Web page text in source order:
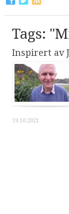
Tags:
Inspirert av
19.10.2021